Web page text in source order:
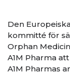
Den
kommitté för
Orphan
A1M Pharma
A1M Pharmas